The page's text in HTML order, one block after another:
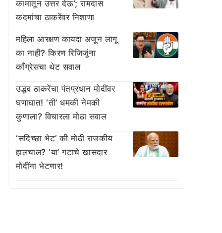
कामातून उत्तर देऊ’; रामदास
कदमांचा ठाकरेंवर निशाणा
महिला आरक्षण कायदा अजून लागू
का नाही? किरण रिजिजूंना
काँग्रेसचा थेट सवाल
उद्धव ठाकरेंचा पंतप्रधान मोदींवर
घणाघात! ‘ती’ धमकी नेमकी
कुणाला? विचारला मोठा सवाल
‘सदिच्छा भेट’ की मोठी राजकीय
हालचाल? ‘या’ गटाचे खासदार
मोदींना भेटणार!